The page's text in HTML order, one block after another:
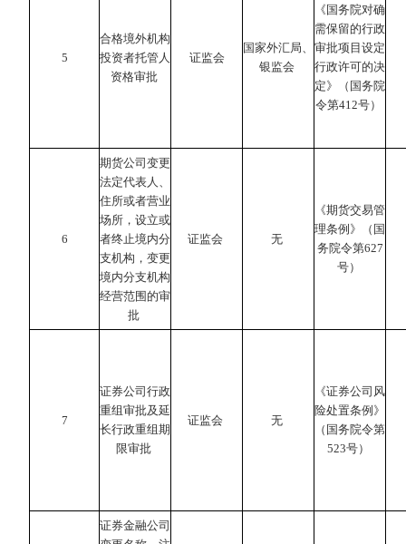
5
合格境外机构
投资者托管人
资格审批
证监会
国家外汇局、
银监会
《国务院对确
需保留的行政
审批项目设定
行政许可的决
定》（国务院
令第412号）
6
期货公司变更
法定代表人、
住所或者营业
场所，设立或
者终止境内分
支机构，变更
境内分支机构
经营范围的审
批
证监会 无
《期货交易管
理条例》（国
务院令第627
号）
7
证券公司行政
重组审批及延
长行政重组期
限审批
证监会 无
《证券公司风
险处置条例》
（国务院令第
523号）
证券金融公司